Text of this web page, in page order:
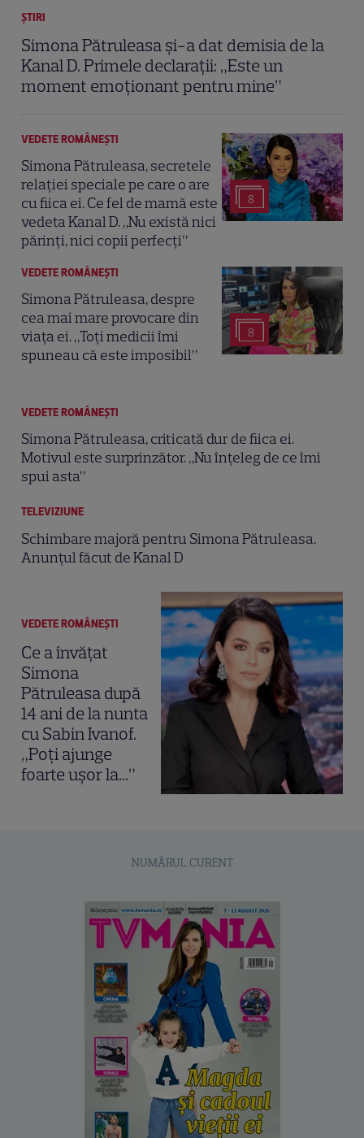
ȘTIRI
Simona Pătruleasa și-a dat demisia de la
Kanal D. Primele declarații: „Este un
moment emoţionant pentru mine”
8
VEDETE ROMÂNEŞTI
Simona Pătruleasa, secretele
relației speciale pe care o are
cu fiica ei. Ce fel de mamă este
vedeta Kanal D. „Nu există nici
părinți, nici copii perfecți”
8
VEDETE ROMÂNEŞTI
Simona Pătruleasa, despre
cea mai mare provocare din
viața ei. „Toți medicii îmi
spuneau că este imposibil”
VEDETE ROMÂNEŞTI
Simona Pătruleasa, criticată dur de fiica ei.
Motivul este surprinzător. „Nu înțeleg de ce îmi
spui asta”
TELEVIZIUNE
Schimbare majoră pentru Simona Pătruleasa.
Anunțul făcut de Kanal D
VEDETE ROMÂNEŞTI
Ce a învățat
Simona
Pătruleasa după
14 ani de la nunta
cu Sabin Ivanof.
„Poți ajunge
foarte ușor la...”
NUMĂRUL CURENT